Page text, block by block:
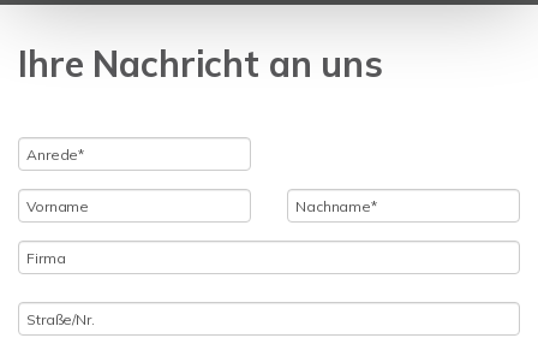
Ihre Nachricht an uns